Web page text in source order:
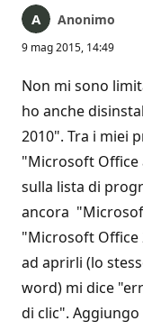
Anonimo
9 mag 2015, 14:49
Non mi sono
ho anche
2010". Tra i miei
"Microsoft Office
sulla lista di
ancora
"Microsoft Office
ad aprirli (lo
word) mi dice
di clic".